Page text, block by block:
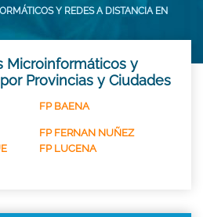
Y REDES A DISTANCIA EN
Microinformáticos y
Provincias y Ciudades
FP BAENA
FP FERNAN NUÑEZ
FP LUCENA